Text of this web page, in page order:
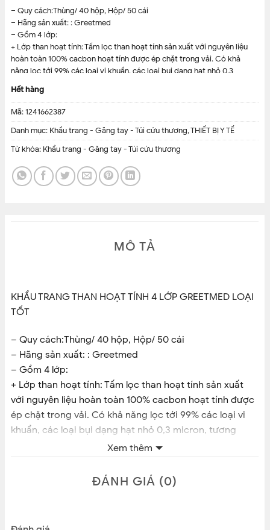
– Quy cách:Thùng/ 40 hộp, Hộp/ 50 cái
– Hãng sản xuất: : Greetmed
– Gồm 4 lớp:
+ Lớp than hoạt tính: Tấm lọc than hoạt tính sản xuất với nguyên liệu
hoàn toàn 100% cacbon hoạt tính được ép chặt trong vải. Có khả
năng lọc tới 99% các loại vi khuẩn, các loại bụi dạng hạt nhỏ 0,3
micron, tương đương với công dụng của các khẩu trang đặc chủng
cùa ngành y tế, không bị tác động của độ ẩm không khí, tr
ĐÃ HẾT HÀNG
Tham khảo thêm:cồn y tếdùng để là dung dịch sát khuẩn
Hết hàng
Mã:1241662387
Danh mục: Khẩu trang - Găng tay - Túi cứu thương,THIẾT BỊ Y TẾ
Từ khóa: Khẩu trang - Găng tay - Túi cứu thương
MÔ TẢ
KHẨU TRANG THAN HOẠT TÍNH 4 LỚP GREETMED LOẠI
TỐT
– Quy cách:Thùng/ 40 hộp, Hộp/ 50 cái
– Hãng sản xuất: : Greetmed
– Gồm 4 lớp:
+ Lớp than hoạt tính: Tấm lọc than hoạt tính sản xuất
với nguyên liệu hoàn toàn 100% cacbon hoạt tính được
ép chặt trong vải. Có khả năng lọc tới 99% các loại vi
khuẩn, các loại bụi dạng hạt nhỏ 0,3 micron, tương
đương với công dụng của các khẩu trang đặc chủng
khí, trợ lực hô hấp. Ngăn ngừa tuyệt đối sự xâm nhập
vào đường hô hấp của hầu hết của chất ô nhiễm trong
Xem thêm
ĐÁNH GIÁ (0)